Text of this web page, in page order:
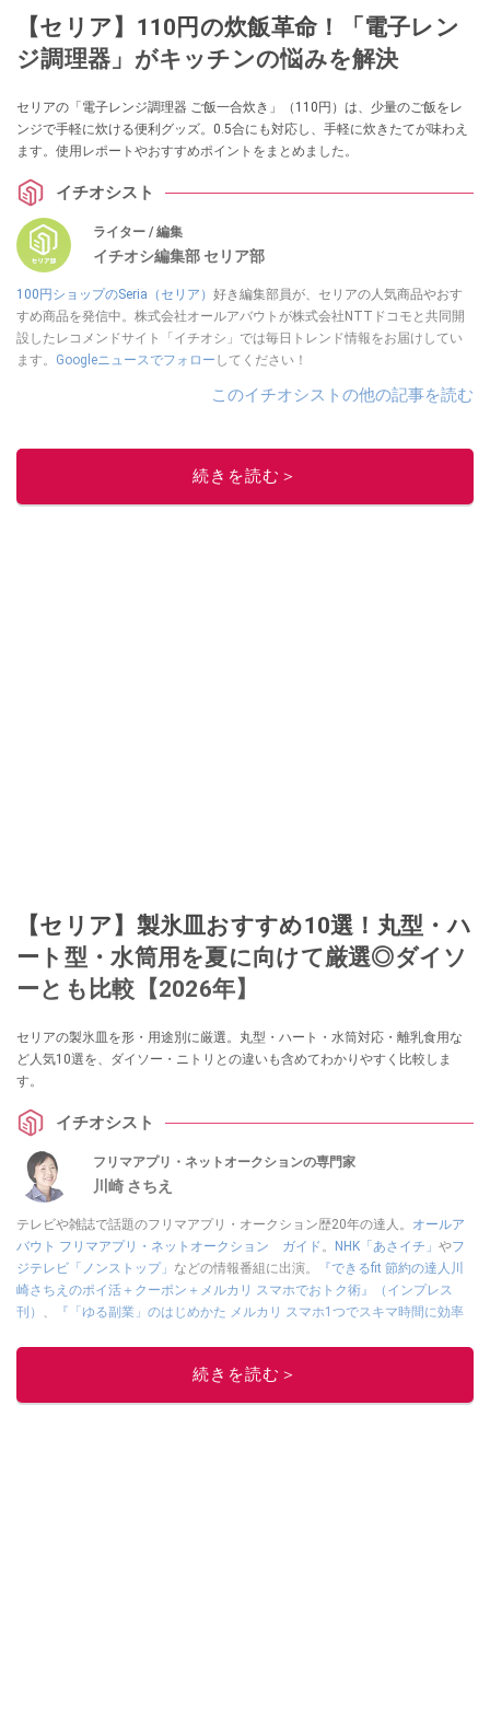
【セリア】110円の炊飯革命！「電子レン
ジ調理器」がキッチンの悩みを解決
セリアの「電子レンジ調理器 ご飯一合炊き」（110円）は、少量のご飯をレ
ンジで手軽に炊ける便利グッズ。0.5合にも対応し、手軽に炊きたてが味わえ
ます。使用レポートやおすすめポイントをまとめました。
イチオシスト
ライター / 編集
イチオシ編集部 セリア部
100円ショップのSeria（セリア） 好き編集部員が、セリアの人気商品やおす
すめ商品を発信中。株式会社オールアバウトが株式会社NTTドコモと共同開
設したレコメンドサイト「イチオシ」では毎日トレンド情報をお届けしてい
ます。 Googleニュースでフォロー してください！
このイチオシストの他の記事を読む
続きを読む＞
【セリア】製氷皿おすすめ10選！丸型・ハ
ート型・水筒用を夏に向けて厳選◎ダイソ
ーとも比較【2026年】
セリアの製氷皿を形・用途別に厳選。丸型・ハート・水筒対応・離乳食用な
ど人気10選を、ダイソー・ニトリとの違いも含めてわかりやすく比較しま
す。
イチオシスト
フリマアプリ・ネットオークションの専門家
川崎 さちえ
テレビや雑誌で話題のフリマアプリ・オークション歴20年の達人。 オールア
バウト フリマアプリ・ネットオークション ガイド。 NHK「あさイチ」 やフ
ジテレビ「ノンストップ」 などの情報番組に出演。
『できるfit 節約の達人川
崎さちえのポイ活＋クーポン＋メルカリ スマホでおトク術』（インプレス
刊） 、
『「ゆる副業」のはじめかた メルカリ スマホ1つでスキマ時間に効率
ぜ日記」
■経歴：2003年、夫が子育てをするために、突然会社を辞める。翌月からの
給料が０円になり、家にいながら、しかも空いた時間でできるオークション
続きを読む＞